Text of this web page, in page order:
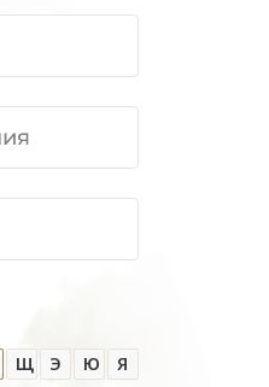
Щ Э Ю Я